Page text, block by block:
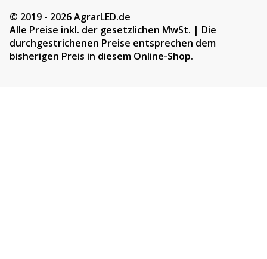
© 2019 - 2026 AgrarLED.de
Alle Preise inkl. der gesetzlichen MwSt. | Die
durchgestrichenen Preise entsprechen dem
bisherigen Preis in diesem Online-Shop.